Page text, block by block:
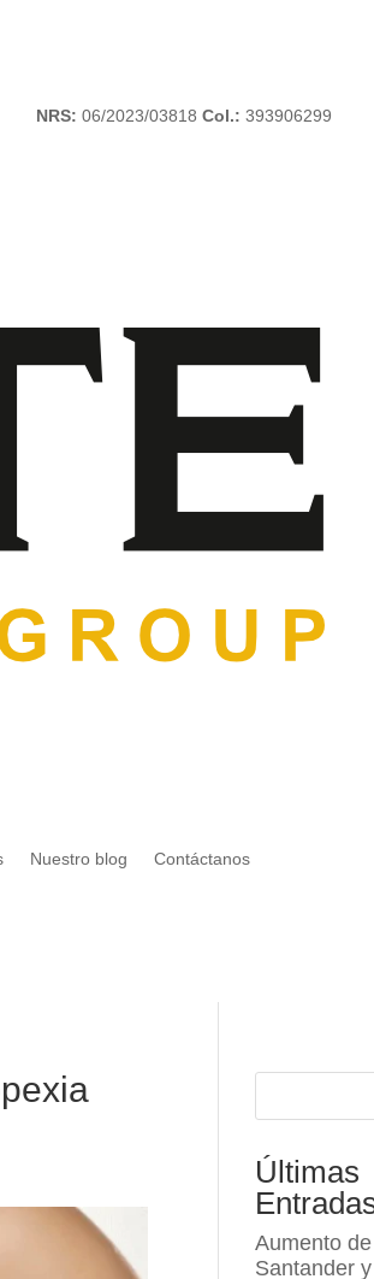
NRS: 06/2023/03818 Col.: 393906299
Nuestro blog Contáctanos
Últimas
Aumento
Santander